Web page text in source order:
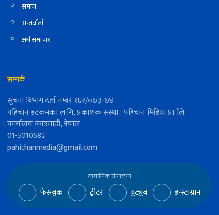
समाज
अन्तर्वार्ता
अर्थ समाचार
सम्पर्क
सुचना विभाग दर्ता नम्वर १६२/०७३-७४
पहिचान डटकमका लागि, प्रकाशक संस्था : पहिचान मिडिया प्रा. लि.
कार्यालयः काठमाडौं, नेपाल
01-5010582
pahichanmedia@gmail.com
सामाजिक संजालमा
फेसबुक ट्वीटर युट्युब इन्स्टाग्राम